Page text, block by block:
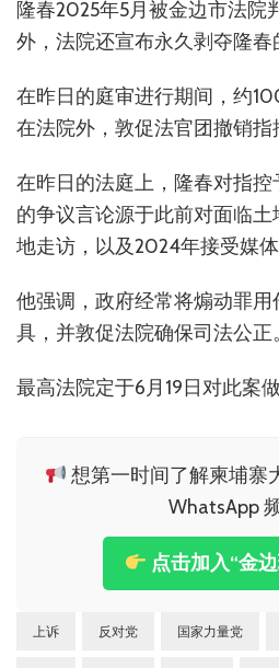
隆春2025年5月被金边市法院
外，法院还宣布永久剥夺隆春
在昨日的庭审进行期间，约
在法院外，敦促法官团撤销指
在昨日的法庭上，隆春对指
的争议言论源于此前对面临
地走访，以及2024年接受媒体
他强调，政府经常将煽动罪
具，并敦促法院确保司法公正。
最高法院定于6月19日对此案做
想第一时间了解柬埔寨
WhatsApp
点击加入“金
上诉 反对党 国家力量党